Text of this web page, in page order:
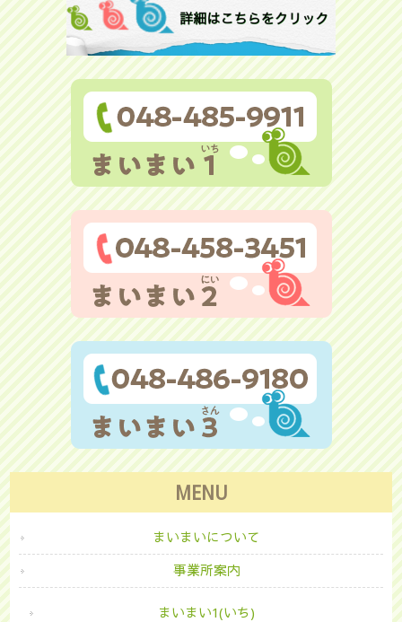
MENU
まいまいについて
事業所案内
まいまい1(いち)